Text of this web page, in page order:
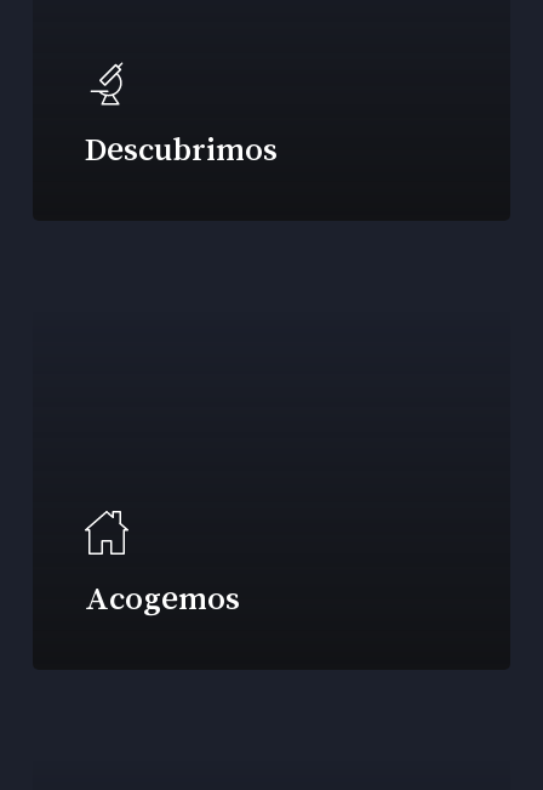
Descubrimos
Acogemos